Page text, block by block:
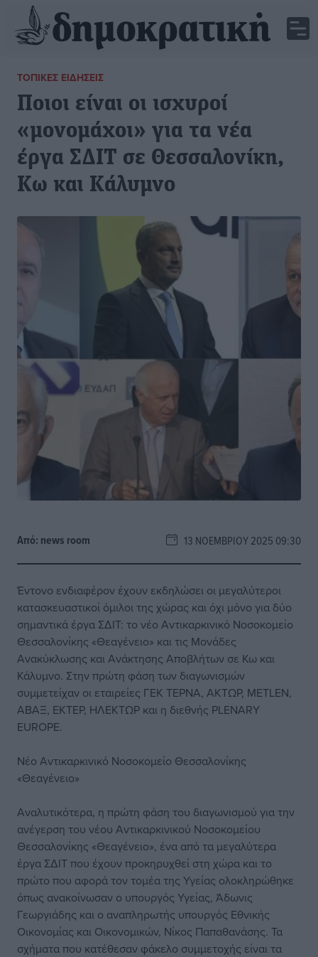
ΤΟΠΙΚΈΣ ΕΙΔΉΣΕΙΣ
Ποιοι είναι οι ισχυροί
«μονομάχοι» για τα νέα
έργα ΣΔΙΤ σε Θεσσαλονίκη,
Κω και Κάλυμνο
Από: news room 13 ΝΟΕΜΒΡΊΟΥ 2025 09:30
Έντονο ενδιαφέρον έχουν εκδηλώσει οι μεγαλύτεροι
κατασκευαστικοί όμιλοι της χώρας και όχι μόνο για δύο
σημαντικά έργα ΣΔΙΤ: το νέο Αντικαρκινικό Νοσοκομείο
Θεσσαλονίκης «Θεαγένειο» και τις Μονάδες
Ανακύκλωσης και Ανάκτησης Αποβλήτων σε Κω και
Κάλυμνο. Στην πρώτη φάση των διαγωνισμών
συμμετείχαν οι εταιρείες ΓΕΚ ΤΕΡΝΑ, ΑΚΤΩΡ, METLEN,
ΑΒΑΞ, ΕΚΤΕΡ, ΗΛΕΚΤΩΡ και η διεθνής PLENARY
EUROPE.
Νέο Αντικαρκινικό Νοσοκομείο Θεσσαλονίκης
«Θεαγένειο»
Αναλυτικότερα, η πρώτη φάση του διαγωνισμού για την
ανέγερση του νέου Αντικαρκινικού Νοσοκομείου
Θεσσαλονίκης «Θεαγένειο», ένα από τα μεγαλύτερα
έργα ΣΔΙΤ που έχουν προκηρυχθεί στη χώρα και το
πρώτο που αφορά τον τομέα της Υγείας ολοκληρώθηκε
όπως ανακοίνωσαν ο υπουργός Υγείας, Άδωνις
Γεωργιάδης και ο αναπληρωτής υπουργός Εθνικής
Οικονομίας και Οικονομικών, Νίκος Παπαθανάσης. Τα
σχήματα που κατέθεσαν φάκελο συμμετοχής είναι τα